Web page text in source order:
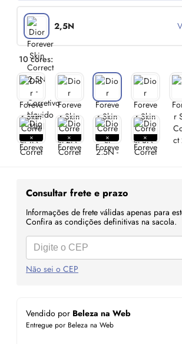
2,5N
10 cores:
Consultar frete e prazo
Informações de frete válidas apenas para
Confira as condições definitivas na sacola.
Não sei o CEP
Vendido por Beleza na Web
Entregue por Beleza na Web